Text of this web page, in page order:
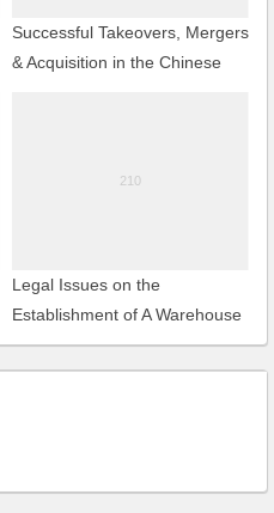
Successful Takeovers, Mergers
& Acquisition in the Chinese
Legal Issues on the
Establishment of A Warehouse
or Distribution Center in China